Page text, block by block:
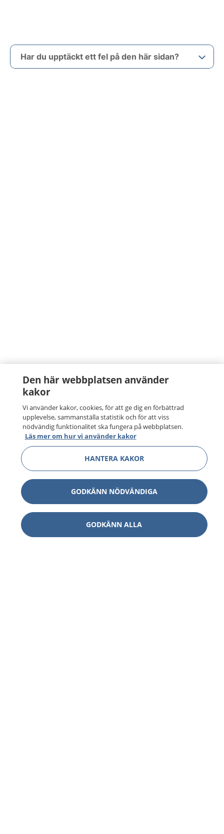
Har du upptäckt ett fel på den här sidan?
Den här webbplatsen använder
kakor
Vi använder kakor, cookies, för att ge dig en förbättrad
upplevelse, sammanställa statistik och för att viss
nödvändig funktionalitet ska fungera på webbplatsen.
Läs mer om hur vi använder kakor
HANTERA KAKOR
GODKÄNN NÖDVÄNDIGA
GODKÄNN ALLA